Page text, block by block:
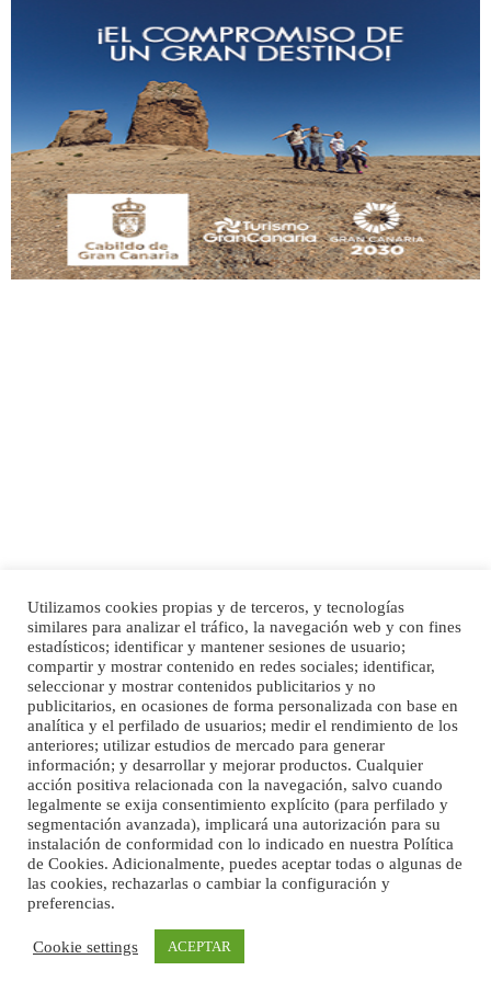
Adopción urgente
Busco adopción responsable para mi perra. Pastor alemán, hembra, 4 años. Por
motivos personales ...
Leales.org » Gran Canaria
6.7.2025
Ninfa perdida
El día 5 se los perdió una ninfa papillera, asustada tiene miedo a la calle, se
perdió por la zon...
Leales.org » Gran Canaria | 6.7.2025
Adopcion
tener. Solo gente r...
Inicio Publicidad
Política de privacidad
Aviso Legal
Cláusula de Cookies
Enlaces de interés
Utilizamos cookies propias y de terceros, y tecnologías
similares para analizar el tráfico, la navegación web y con fines
estadísticos; identificar y mantener sesiones de usuario;
compartir y mostrar contenido en redes sociales; identificar,
seleccionar y mostrar contenidos publicitarios y no
publicitarios, en ocasiones de forma personalizada con base en
analítica y el perfilado de usuarios; medir el rendimiento de los
anteriores; utilizar estudios de mercado para generar
información; y desarrollar y mejorar productos. Cualquier
acción positiva relacionada con la navegación, salvo cuando
legalmente se exija consentimiento explícito (para perfilado y
segmentación avanzada), implicará una autorización para su
instalación de conformidad con lo indicado en nuestra Política
de Cookies. Adicionalmente, puedes aceptar todas o algunas de
las cookies, rechazarlas o cambiar la configuración y
preferencias.
Cookie settings ACEPTAR